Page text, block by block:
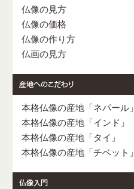
仏像の見方
仏像の価格
仏像の作り方
仏画の見方
本格仏像の産地「ネパール」
本格仏像の産地「インド」
本格仏像の産地「タイ」
本格仏像の産地「チベット」